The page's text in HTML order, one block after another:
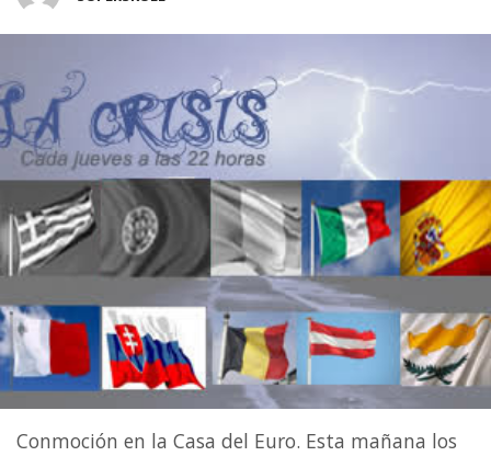
Conmoción en la Casa del Euro. Esta mañana los